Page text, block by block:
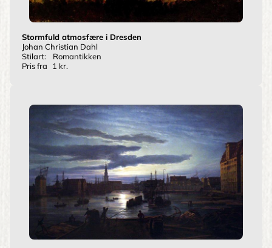
Stormfuld atmosfære i Dresden
Johan Christian Dahl
Stilart:
Romantikken
Pris fra
1 kr.